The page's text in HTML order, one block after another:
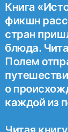
Книга
фикшн
стран
блюда.
Полем
о
каждой из